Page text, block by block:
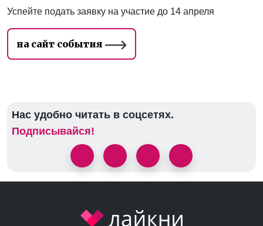
Успейте подать заявку на участие до 14 апреля
на сайт события
Нас удобно читать в соцсетях.
Подписывайся!